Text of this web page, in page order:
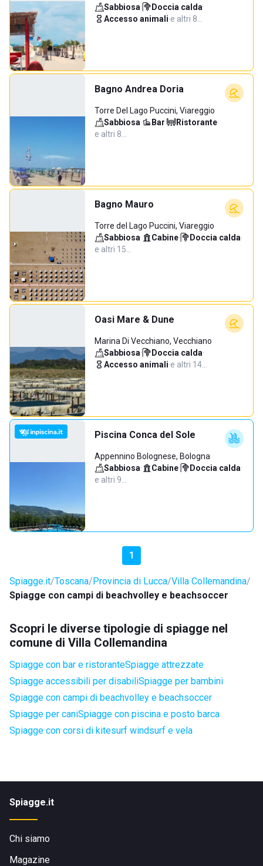
Sabbiosa· Doccia calda·
Accesso animali·e altri 8…
Bagno Andrea Doria
Torre Del Lago Puccini, Viareggio
Sabbiosa· Bar· Ristorante·
e altri 8…
Bagno Mauro
Torre del Lago Puccini, Viareggio
Sabbiosa· Cabine· Doccia calda·
e altri 15…
Oasi Mare & Dune
Marina Di Vecchiano, Vecchiano
Sabbiosa· Doccia calda·
Accesso animali·e altri 14…
Piscina Conca del Sole
Appennino Bolognese, Bologna
Sabbiosa· Cabine· Doccia calda·
e altri 9…
1
Spiagge.it Toscana Provincia di Lucca Villa Collemandina
Spiagge con campi di beachvolley e beachsoccer
Scopri le diverse tipologie di spiagge nel
comune di Villa Collemandina
Spiagge con bar e ristoranteSpiagge attrezzate
Spiagge accessibili per disabiliSpiagge per bambini
Spiagge con campi di beachvolley e beachsoccer
Spiagge per caniSpiagge con piscina e posto barca
Spiagge con corsi di kitesurf windsurf e vela
Spiagge.it
Chi siamo
Magazine